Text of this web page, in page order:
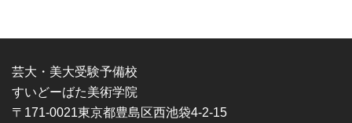
芸大・美大受験予備校
すいどーばた美術学院
〒171-0021東京都豊島区西池袋4-2-15